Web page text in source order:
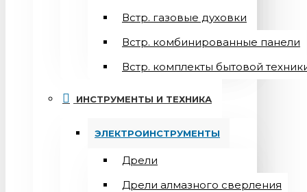
Встр. газовые духовки
Встр. комбинированные панели
Встр. комплекты бытовой
ИНСТРУМЕНТЫ И ТЕХНИКА
ЭЛЕКТРОИНСТРУМЕНТЫ
Дрели
Дрели алмазного сверления